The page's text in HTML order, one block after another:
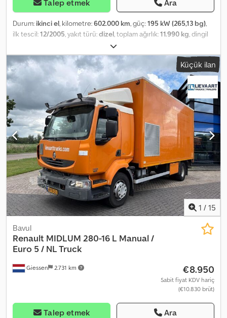
Talep etmek Ara
Durum: ikinci el, kilometre:602.000 km, güç:195 kW (265,13 bg),
ilk tescil:12/2005, yakıt türü:dizel, toplam ağırlık:11.990 kg, dingil
, vites türü:
toplam genişlik:2.550 mm, toplam yükseklik:4.000 mm, yükleme
alanı uzunluğu:
7.300 mm, yükleme alanı genişliği: 2.500 mm,
yükleme alanı yüksekliği:2.900 mm , Donanım:hidrolik arka
platform, navigasyon sistemi, Çok sayıda ciddi olmayan e-posta
nedeniyle e-postlara yanıt verilmemektedir. WhatsApp Alman
kamyonu / 1. el 2 tonluk arka hidrolik lift Dcodpfoxz Uu Nox Anisk
Yaprak yaylı süspansiyon 2 x çeki demiri Römork, 1.850 Euro ek
ücret karşılığında "Hatalar, yazım yanlışları ve ara satış hakkı
saklıdır."
Küçük ilan
1 / 15
Giessen 2.731 km
Bavul
Renault MIDLUM 280-16 L Manual /
Euro 5 / NL Truck
€8.950
Sabit fiyat KDV hariç
(€10.830 brüt)
Talep etmek Ara